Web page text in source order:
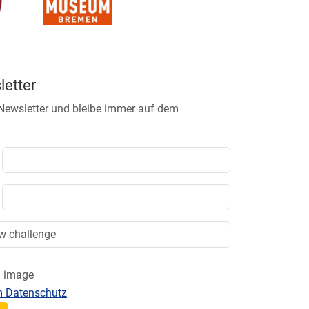
und bleibe immer auf dem
Datenschutz